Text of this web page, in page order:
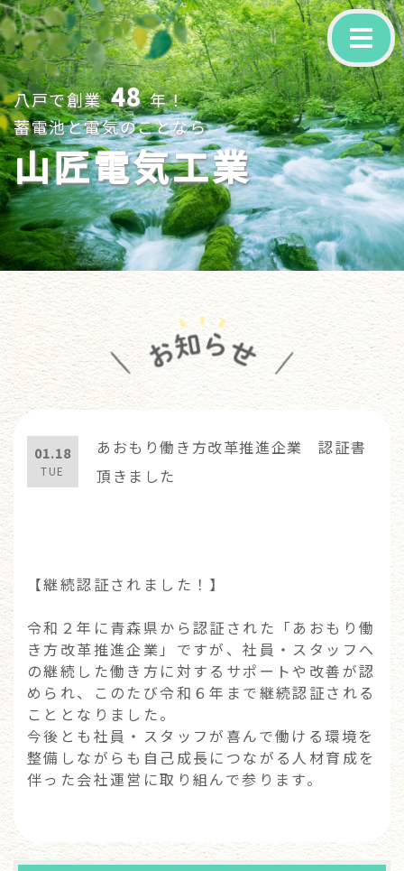
-
八戸で創業 48 年！
蓄電池と電気のことなら
山匠電気工業
01.18
TUE
あおもり働き方改革推進企業 認証書
頂きました
【継続認証されました！】
令和２年に青森県から認証された「あおもり働
き方改革推進企業」ですが、社員・スタッフへ
の継続した働き方に対するサポートや改善が認
められ、このたび令和６年まで継続認証される
こととなりました。
今後とも社員・スタッフが喜んで働ける環境を
整備しながらも自己成長につながる人材育成を
伴った会社運営に取り組んで参ります。